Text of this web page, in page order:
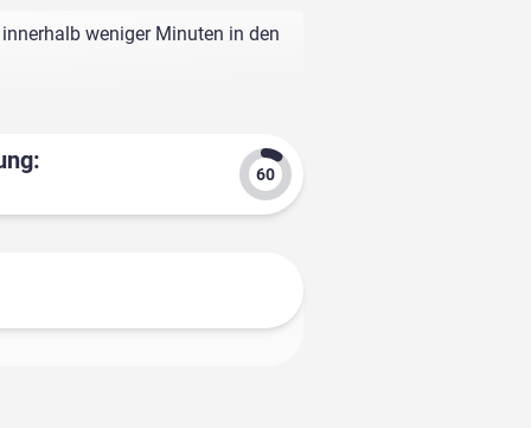
weniger Minuten in den